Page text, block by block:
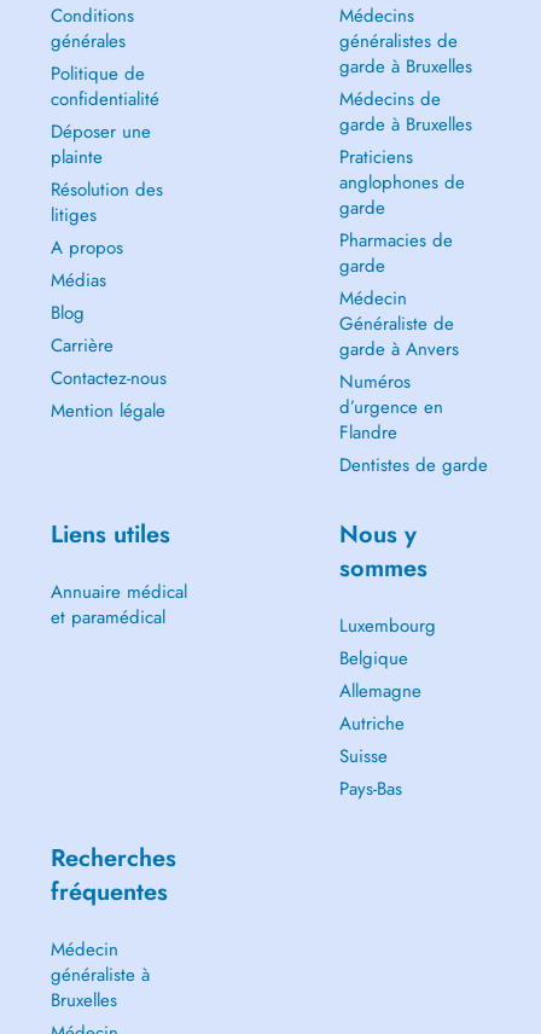
Conditions
générales
Politique de
confidentialité
Déposer une
plainte
Résolution des
litiges
A propos
Médias
Blog
Carrière
Contactez-nous
Mention légale
Médecins
généralistes de
garde à Bruxelles
Médecins de
garde à Bruxelles
Praticiens
anglophones de
garde
Pharmacies de
garde
Médecin
Généraliste de
garde à Anvers
Numéros
d’urgence en
Flandre
Dentistes de garde
Liens utiles
Annuaire médical
et paramédical
Nous y
sommes
Luxembourg
Belgique
Allemagne
Autriche
Suisse
Pays-Bas
Recherches
fréquentes
Médecin
généraliste à
Bruxelles